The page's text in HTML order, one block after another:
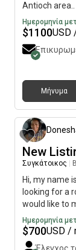
Antioch
Ημερομηνία
$1100USD
Μήνυμα
New
Συγκάτοικος
Hi, my name
looking for a
would like to
Ημερομηνία
$700USD /